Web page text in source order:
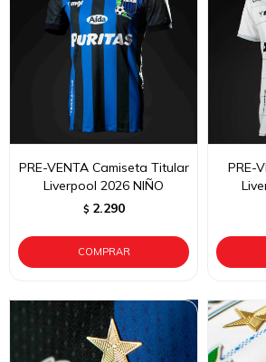
PRE-VENTA Camiseta Titular
Liverpool 2026 NIÑO
$ 2.290
PRE-